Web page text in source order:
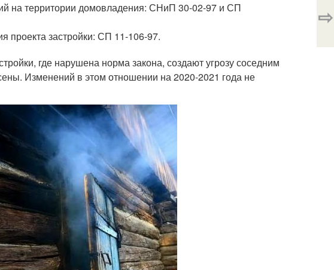
на территории домовладения: СНиП 30-02-97 и СП
проекта застройки: СП 11-106-97.
где нарушена норма закона, создают угрозу соседним
Изменений в этом отношении на 2020-2021 года не
⇨